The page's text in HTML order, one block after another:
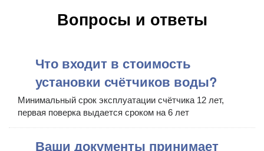
Вопросы и ответы
Что входит в стоимость
установки счётчиков воды?
Минимальный срок эксплуатации счётчика 12 лет,
первая поверка выдается сроком на 6 лет
Ваши документы принимает